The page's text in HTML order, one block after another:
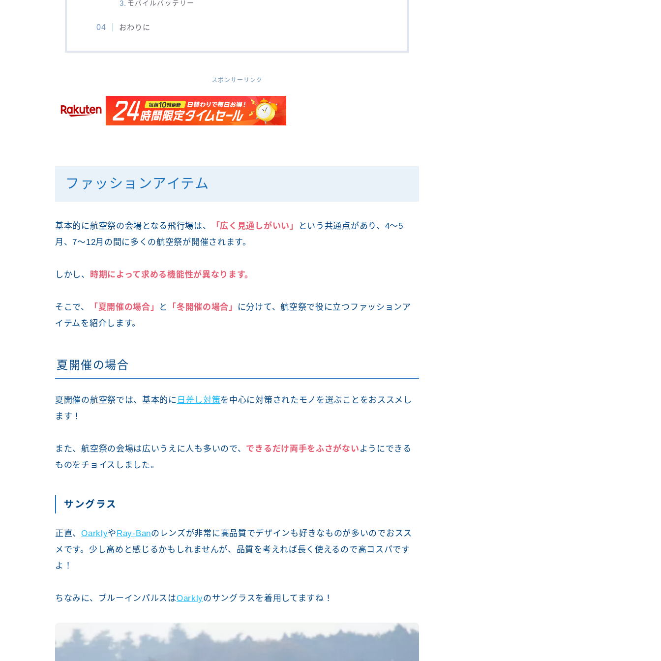
モバイルバッテリー
おわりに
スポンサーリンク
ファッションアイテム
基本的に航空祭の会場となる飛行場は、 「広く見通しがいい」
という共通点があり、4～5
月、7～12月の間に多くの航空祭が開催されます。
しかし、 時期によって求める機能性が異なります。
そこで、 「夏開催の場合」 と 「冬開催の場合」
に分けて、航空祭で役に立つファッションア
イテムを紹介します。
夏開催の場合
夏開催の航空祭では、基本的に 日差し対策を中心に対策されたモノを選ぶことをおススメし
ます！
また、航空祭の会場は広いうえに人も多いので、 できるだけ両手をふさがない ようにできる
ものをチョイスしました。
サングラス
正直、OarklyやRay-Banのレンズが非常に高品質でデザインも好きなものが多いのでおスス
メです。少し高めと感じるかもしれませんが、品質を考えれば長く使えるので高コスパです
よ！
ちなみに、ブルーインパルスはOarklyのサングラスを着用してますね！